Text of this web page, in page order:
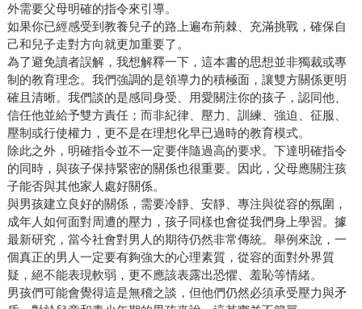
外需要父母明確的指令來引導。
如果你已經感受到教養兒子的路上遍布荊棘、充滿挑戰，確保自
己和兒子走對方向就更加重要了。
為了避免讀者誤解，我想解釋一下，這本書的思想並非獨裁或專
制的教育理念。我們強調的是領導力的積極面，讓雙方關係更明
確且清晰。我們談的是感同身受、用愛關注你的孩子，認同他、
信任他並給予雙方責任；而非紀律、壓力、訓練、強迫、征服、
壓制或行使權力，更不是在理想化早已過時的教育模式。
除此之外，明確指令並不一定要伴隨過高的要求。下達明確指令
的同時，與孩子保持緊密的關係也很重要。因此，父母應關注孩
子能否與其他家人處好關係。
與男孩建立良好的關係，需要冷靜、安靜、專注與從容的氛圍，
成年人如何面對周遭的壓力，孩子同樣也會從我們身上學習。據
最新研究，當今社會對男人的期待仍然非常傳統。舉例來說，一
個真正的男人一定要有夠強大的心理素質，從容的面對外界質
疑，絕不能表現軟弱，更不應該表露出恐懼、羞恥等情緒。
男孩們可能會覺得這是無稽之談，但他們仍然必須承受壓力與矛